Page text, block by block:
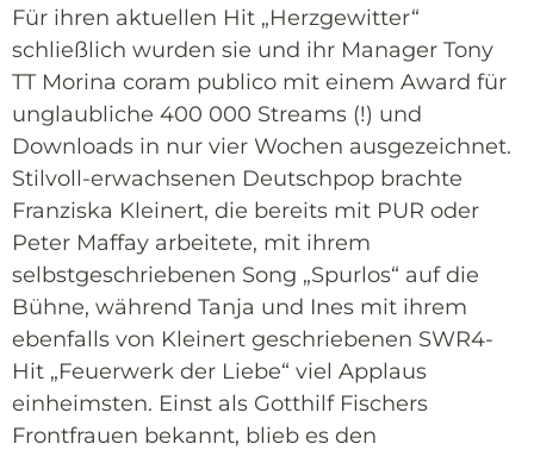
Für ihren aktuellen Hit „Herzgewitter“
schließlich wurden sie und ihr Manager Tony
TT Morina coram publico mit einem Award für
unglaubliche 400 000 Streams (!) und
Downloads in nur vier Wochen ausgezeichnet.
Stilvoll-erwachsenen Deutschpop brachte
Franziska Kleinert, die bereits mit PUR oder
Peter Maffay arbeitete, mit ihrem
selbstgeschriebenen Song „Spurlos“ auf die
Bühne, während Tanja und Ines mit ihrem
ebenfalls von Kleinert geschriebenen SWR4-
Hit „Feuerwerk der Liebe“ viel Applaus
einheimsten. Einst als Gotthilf Fischers
Frontfrauen bekannt, blieb es den